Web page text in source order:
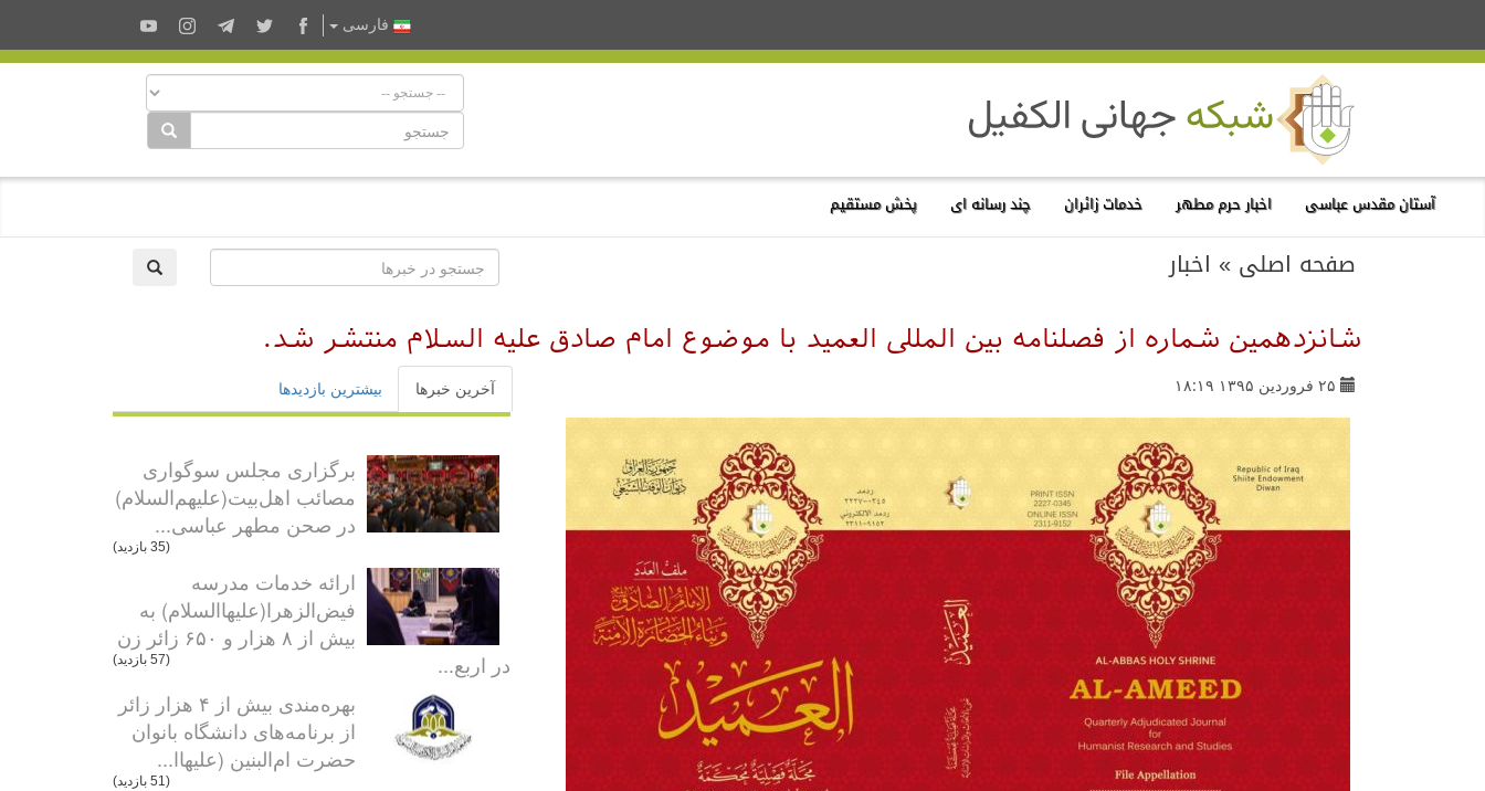
فارسى
آستان مقدس عباسی اخبار حرم مطهر خدمات زائران چند رسانه ای پخش مستقیم
صفحه اصلی » اخبار
شانزدهمین شماره از فصلنامه بین المللی العمید با موضوع امام صادق علیه السلام منتشر شد.
۲۵ فروردین ۱۳۹۵ ۱۸:۱۹ آخرین خبرها بیشترین بازدیدها
برگزاری مجلس سوگواری
مصائب اهل‌بیت(علیهم‌السلام)
در صحن مطهر عباسی...
(35 بازدید)
ارائه خدمات مدرسه
فیض‌الزهرا(علیهاالسلام) به
بیش از ۸ هزار و ۶۵۰ زائر زن
در اربع...
(57 بازدید)
بهره‌مندی بیش از ۴ هزار زائر
از برنامه‌های دانشگاه بانوان
حضرت ام‌البنین (علیهاا...
(51 بازدید)